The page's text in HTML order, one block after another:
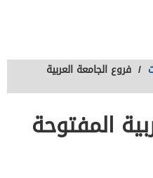
/ فروع الجامعة العربية
المفتوحة